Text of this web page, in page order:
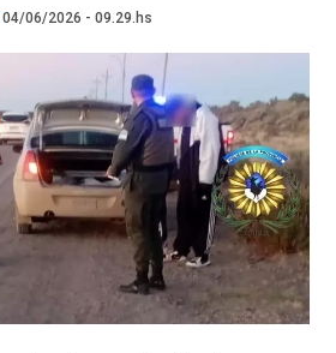
04/06/2026 - 09.29.hs